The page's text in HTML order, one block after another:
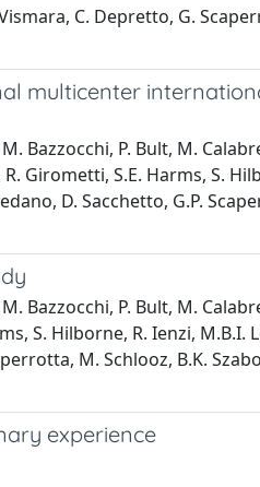
C. Depretto, G.
multicenter
Bazzocchi, P. Bult, M.
Girometti, S.E. Harms, S.
D. Sacchetto, G.P.
Bazzocchi, P. Bult, M.
S. Hilborne, R. Ienzi, M.B.I.
M. Schlooz, B.K.
experience